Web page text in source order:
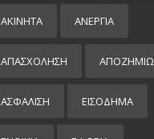
ΑΚΙΝΗΤΑ ΑΝΕΡΓΙΑ
ΑΠΑΣΧΟΛΗΣΗ
ΑΣΦΑΛΙΣΗ ΕΙΣΌΔΗΜΑ